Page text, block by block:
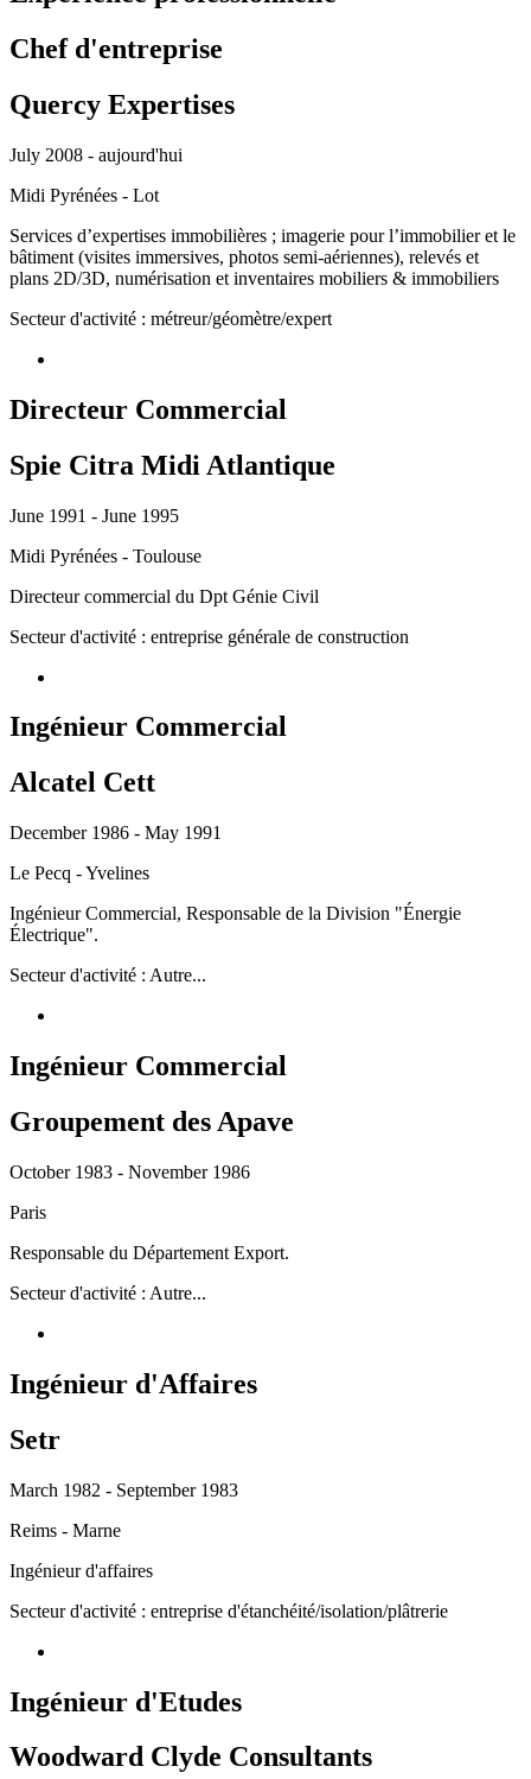
Chef d'entreprise
Quercy Expertises
July 2008 - aujourd'hui
Midi Pyrénées - Lot
Services d’expertises immobilières ; imagerie pour l’immobilier et le
bâtiment (visites immersives, photos semi-aériennes), relevés et
plans 2D/3D, numérisation et inventaires mobiliers & immobiliers
Secteur d'activité : métreur/géomètre/expert
Directeur Commercial
Spie Citra Midi Atlantique
June 1991 - June 1995
Midi Pyrénées - Toulouse
Directeur commercial du Dpt Génie Civil
Secteur d'activité : entreprise générale de construction
Ingénieur Commercial
Alcatel Cett
December 1986 - May 1991
Le Pecq - Yvelines
Ingénieur Commercial, Responsable de la Division "Énergie
Électrique".
Secteur d'activité : Autre...
Ingénieur Commercial
Groupement des Apave
October 1983 - November 1986
Paris
Responsable du Département Export.
Secteur d'activité : Autre...
Ingénieur d'Affaires
Setr
March 1982 - September 1983
Reims - Marne
Ingénieur d'affaires
Secteur d'activité : entreprise d'étanchéité/isolation/plâtrerie
Ingénieur d'Etudes
Woodward Clyde Consultants